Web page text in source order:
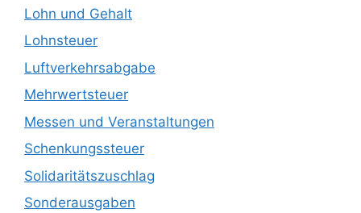
Lohn und Gehalt
Lohnsteuer
Luftverkehrsabgabe
Mehrwertsteuer
Messen und Veranstaltungen
Schenkungssteuer
Solidaritätszuschlag
Sonderausgaben